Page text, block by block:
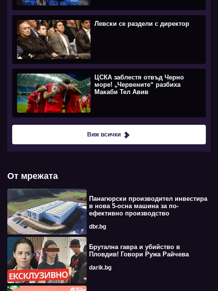
Левски се раздели с директор
ЦСКА заблестя отвъд Черно
море! „Червените“ разбиха
Макаби Тел Авив
Виж всички
От мрежата
Панагюрски производител инвестира
в нова 5-осна машина за по-
ефективно производство
dbr.bg
Брутална гавра и убийство в
Пловдив! Говори Ружа Райчева
darik.bg